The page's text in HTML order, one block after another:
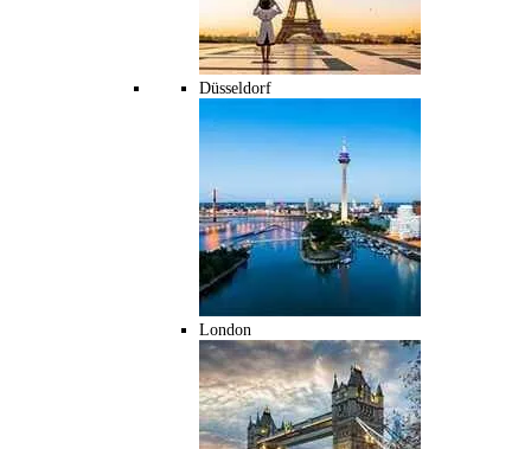
Düsseldorf
London